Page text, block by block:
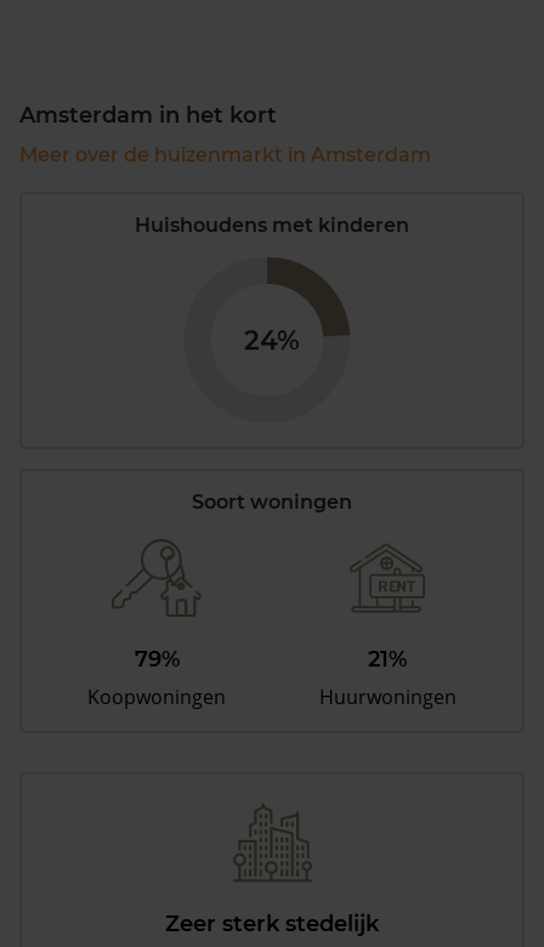
Amsterdam in het kort
Meer over de huizenmarkt in Amsterdam
Huishoudens met kinderen
24%
Soort woningen
79%
Koopwoningen
21%
Huurwoningen
Zeer sterk stedelijk